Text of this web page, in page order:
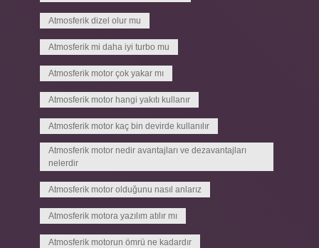
Atmosferik dizel olur mu
Atmosferik mi daha iyi turbo mu
Atmosferik motor çok yakar mı
Atmosferik motor hangi yakıtı kullanır
Atmosferik motor kaç bin devirde kullanılır
Atmosferik motor nedir avantajları ve dezavantajları
nelerdir
Atmosferik motor olduğunu nasıl anlarız
Atmosferik motora yazılım atılır mı
Atmosferik motorun ömrü ne kadardır